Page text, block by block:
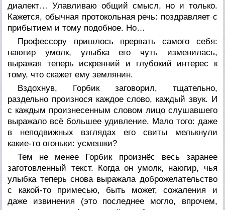
диалект… Улавливаю общий смысл, но и только.
Кажется, обычная протокольная речь: поздравляет с
прибытием и тому подобное. Но…
Профессору пришлось прервать самого себя:
наюгир умолк, улыбка его чуть изменилась,
выражая теперь искренний и глубокий интерес к
тому, что скажет ему землянин.
Вздохнув, Горбик заговорил, тщательно,
раздельно произнося каждое слово, каждый звук. И
с каждым произнесенным словом лицо слушавшего
выражало всё большее удивление. Мало того: даже
в неподвижных взглядах его свиты мелькнули
какие-то огоньки: усмешки?
Тем не менее Горбик произнёс весь заранее
заготовленный текст. Когда он умолк, наюгир, чья
улыбка теперь снова выражала доброжелательство
с какой-то примесью, быть может, сожаления и
даже извинения (это последнее могло, впрочем,